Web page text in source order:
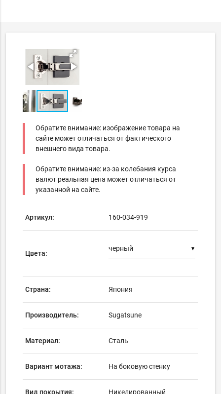
Обратите внимание: изображение товара на
сайте может отличаться от фактического
внешнего вида товара.
Обратите внимание: из-за колебания курса
валют реальная цена может отличаться от
указанной на сайте.
Артикул: 160-034-919
Цвета:
▼
Страна: Япония
Производитель: Sugatsune
Материал: Сталь
Вариант мотажа: На боковую стенку
Вид покрытия: Никелированный